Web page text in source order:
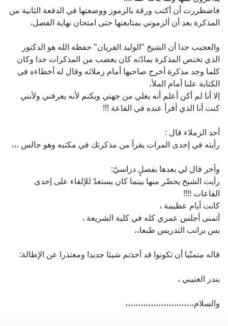
فاضطررت أن أكتب ورقة بالرموز ووضعتها في الدفعة الثانية من
المذكرة بعد أن ألزموني بمتابعتها حتى امتحان نهاية الفصل،
والعجيب جدا أن الشيخ "الوليد الفريان" حفظه الله هو الدكتور
الذي تختص المذكرة بمادّته كان يغضب من المذكرات جدا وكان
كلما وجد مذكرة أخرج صاحبها أمام زملائه وقال له أخطاءه في
الكتابة علنا أمام الملأ،
إلا أنا لم أكن أعلم أنه يغلي من جهتي ويكتم لأنه يعرفني ولأنني
كنت أنا الذي أقرأ عنده في القاعة !!!
أحد الزملاء قال :
رأيته في إحدى المرات يقرأ من مذكرتك في مكتبه وهو جالس ،،،
وآخر قال لي بعدها بفصلٍ دراسيّ:
رأيت الشيخ يحضّر منها بينما كان يستعدّ للإلقاء على إحدى
القاعات !!!!
كانت أيام عظيمة ،
أتمنى أجلس عمري كله في كلية الشريعة ،
بس براتب التدريس طبعا،،
قاله متمنّيا أن تكونوا قد أخذتم شيئا جديدا ومعتذرا عن الإطالة:
بندر العتيبي ،
والسلام،،،،،،،،،،،،،،،،،،،،،،،،،،،